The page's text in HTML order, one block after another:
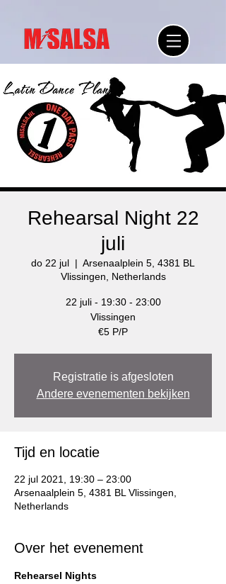
Rehearsal Night 22
juli
do 22 jul
  |
Arsenaalplein 5, 4381 BL
Vlissingen, Netherlands
22 juli - 19:30 - 23:00
Vlissingen
€5 P/P
Registratie is afgesloten
Andere evenementen bekijken
Tijd en locatie
22 jul 2021, 19:30 – 23:00
Arsenaalplein 5, 4381 BL Vlissingen,
Netherlands
Over het evenement
Rehearsel Nights